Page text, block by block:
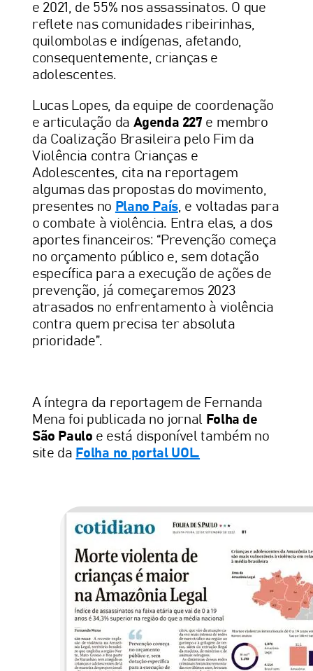
e 2021, de 55% nos assassinatos. O que
reflete nas comunidades ribeirinhas,
quilombolas e indígenas, afetando,
consequentemente, crianças e
adolescentes.
Lucas Lopes, da equipe de coordenação
e articulação da Agenda 227 e membro
da Coalização Brasileira pelo Fim da
Violência contra Crianças e
Adolescentes, cita na reportagem
algumas das propostas do movimento,
presentes no Plano País, e voltadas para
o combate à violência. Entra elas, a dos
aportes financeiros: “Prevenção começa
no orçamento público e, sem dotação
específica para a execução de ações de
prevenção, já começaremos 2023
atrasados no enfrentamento à violência
contra quem precisa ter absoluta
prioridade”.
A íntegra da reportagem de Fernanda
Mena foi publicada no jornal Folha de
São Paulo e está disponível também no
site da Folha no portal UOL.